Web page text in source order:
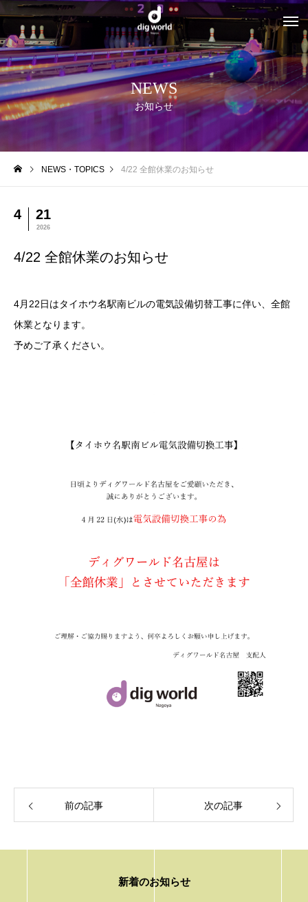
NEWS
お知らせ
NEWS・TOPICS 4/22 全館休業のお知らせ
4 21
2026
4/22 全館休業のお知らせ
4月22日はタイホウ名駅南ビルの電気設備切替工事に伴い、全館
休業となります。
予めご了承ください。
前の記事 次の記事
新着のお知らせ